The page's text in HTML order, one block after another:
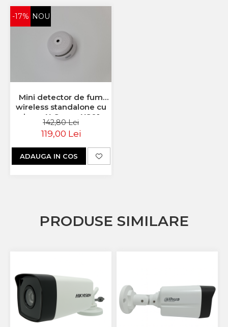
-17% NOU
Mini detector de fum
wireless standalone cu
sirena X-Sense XS01-
WT, Wi-Fi 2.4 GHz,
control de pe telefon, 85
dB, LED
142,80 Lei
119,00 Lei
ADAUGA IN COS
PRODUSE SIMILARE